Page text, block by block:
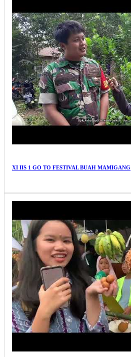
XI IIS 1 GO TO FESTIVAL BUAH MAMIGANG